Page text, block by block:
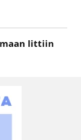
Iittiin